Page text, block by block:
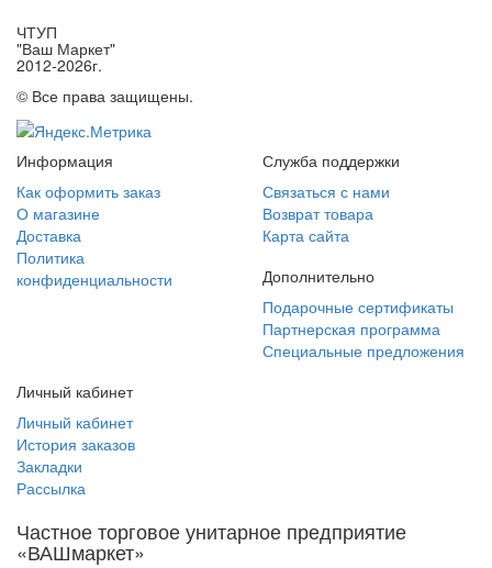
ЧТУП
"Ваш Маркет"
2012-2026г.
© Все права защищены.
Информация
Как оформить заказ
О магазине
Доставка
Политика
конфиденциальности
Служба поддержки
Связаться с нами
Возврат товара
Карта сайта
Дополнительно
Подарочные сертификаты
Партнерская программа
Специальные предложения
Личный кабинет
Личный кабинет
История заказов
Закладки
Рассылка
Частное торговое унитарное предприятие
«ВАШмаркет»